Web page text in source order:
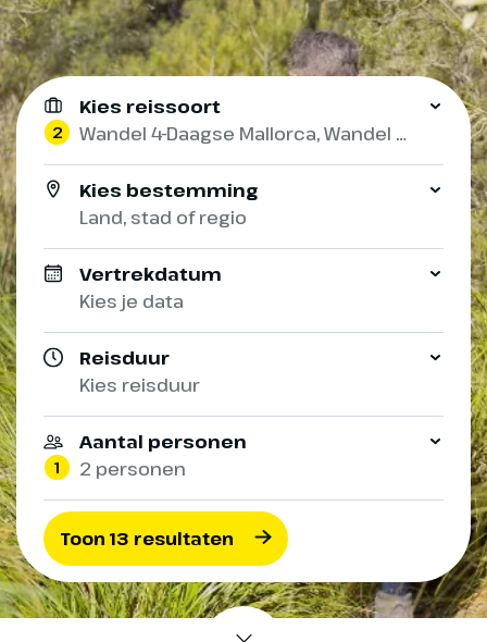
Kies reissoort
2 Wandel 4-Daagse Mallorca, Wandel 4-Daagse Marbella
Kies bestemming
Land, stad of regio
Vertrekdatum
Kies je data
Reisduur
Kies reisduur
Aantal personen
1 2 personen
Toon 13 resultaten